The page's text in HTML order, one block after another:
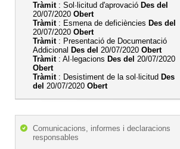
Tràmit: Sol·licitud d'aprovació Des del
20/07/2020 Obert
Tràmit: Esmena de deficiències Des del
20/07/2020 Obert
Tràmit: Presentació de Documentació
Addicional Des del 20/07/2020 Obert
Tràmit: Al·legacions Des del 20/07/2020
Obert
Tràmit: Desistiment de la sol·licitud Des
del 20/07/2020 Obert
Comunicacions, informes i declaracions
responsables